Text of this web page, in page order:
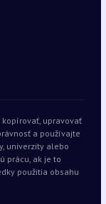
upravovať
a používajte
univerzity alebo
prácu, ak je to
použitia obsahu